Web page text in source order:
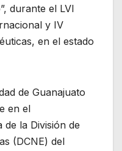
durante el LVI
y IV
en el estado
de Guanajuato
en el
de la División de
(DCNE) del